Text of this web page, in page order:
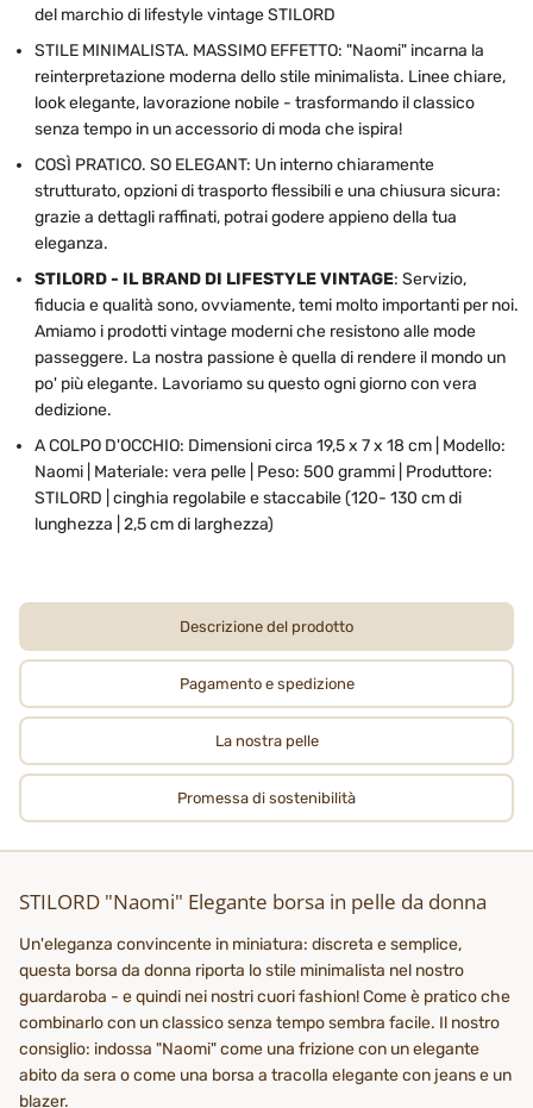
del marchio di lifestyle vintage STILORD
STILE MINIMALISTA. MASSIMO EFFETTO: "Naomi" incarna la
reinterpretazione moderna dello stile minimalista. Linee chiare,
look elegante, lavorazione nobile - trasformando il classico
senza tempo in un accessorio di moda che ispira!
COSÌ PRATICO. SO ELEGANT: Un interno chiaramente
strutturato, opzioni di trasporto flessibili e una chiusura sicura:
grazie a dettagli raffinati, potrai godere appieno della tua
eleganza.
STILORD - IL BRAND DI LIFESTYLE VINTAGE: Servizio,
fiducia e qualità sono, ovviamente, temi molto importanti per noi.
Amiamo i prodotti vintage moderni che resistono alle mode
passeggere. La nostra passione è quella di rendere il mondo un
po' più elegante. Lavoriamo su questo ogni giorno con vera
dedizione.
A COLPO D'OCCHIO: Dimensioni circa 19,5 x 7 x 18 cm | Modello:
Naomi | Materiale: vera pelle | Peso: 500 grammi | Produttore:
STILORD | cinghia regolabile e staccabile (120- 130 cm di
lunghezza | 2,5 cm di larghezza)
Descrizione del prodotto
Pagamento e spedizione
La nostra pelle
Promessa di sostenibilità
STILORD "Naomi" Elegante borsa in pelle da donna
Un'eleganza convincente in miniatura: discreta e semplice,
questa borsa da donna riporta lo stile minimalista nel nostro
guardaroba - e quindi nei nostri cuori fashion! Come è pratico che
combinarlo con un classico senza tempo sembra facile. Il nostro
consiglio: indossa "Naomi" come una frizione con un elegante
abito da sera o come una borsa a tracolla elegante con jeans e un
blazer.